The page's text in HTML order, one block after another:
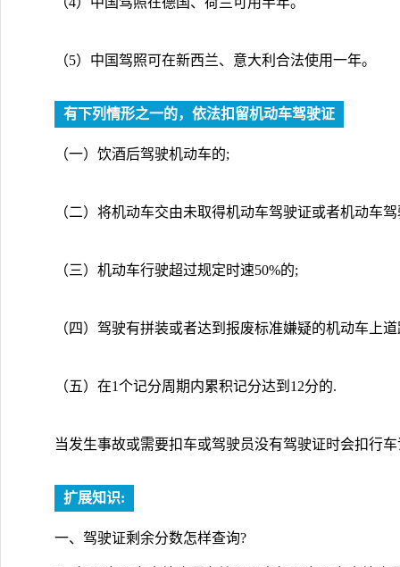
（5）中国驾照可在新西兰、意大利合法使用一年。
有下列情形之一的，依法扣留机动车驾驶证
（一）饮酒后驾驶机动车的;
（二）将机动车交由未取得机动车驾驶证或者机动车
（三）机动车行驶超过规定时速50%的;
（四）驾驶有拼装或者达到报废标准嫌疑的机动车上
（五）在1个记分周期内累积记分达到12分的.
当发生事故或需要扣车或驾驶员没有驾驶证时会扣行
扩展知识:
一、驾驶证剩余分数怎样查询?